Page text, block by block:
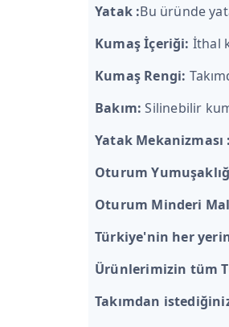
Yatak :Bu üründe
Kumaş İçeriği: İthal
Kumaş Rengi:
Bakım:Silinebilir
Yatak Mekanizması :
Oturum
Oturum Minderi
Türkiye'nin her
Ürünlerimizin tüm
Takımdan